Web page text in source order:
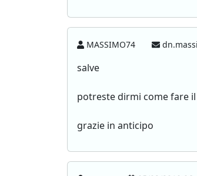
MASSIMO74
salve
potreste dirmi come fare il
grazie in anticipo